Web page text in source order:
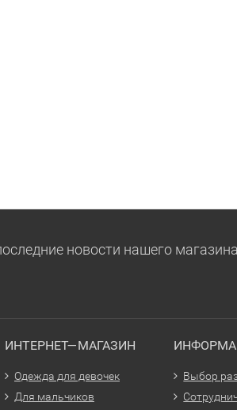
новости нашего магазина
ИНТЕРНЕТ—МАГАЗИН
Одежда для девочек
Для мальчиков
Выбор